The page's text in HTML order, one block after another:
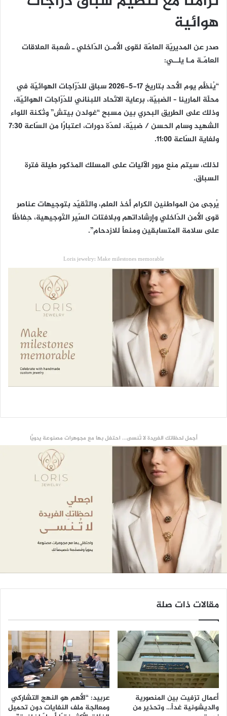
هوائية
صدر عن المديريّة العامّة لقوى الأمـن الدّاخلي ـ شعبة العلاقات
العامّـة مـا يلــي:
“يُنظَّم يوم الأحد بتاريخ 17-5-2026 سباق للدّرّاجات الهوائيّة في
محلّة المارينا – الضبيّة، برعاية الاتّحاد اللبناني للدّرّاجات الهوائيّة،
وذلك على الطريق البحري بين مسبح “غولدن بيتش” وثكنة اللواء
الشهيد وسام الحسن / ضبيّة، لعدّة دورات، اعتبارًا من السّاعة 7:30
ولغاية السّاعة 11:00.
لذلك، سيتم منع مرور الآليات على المسلك المذكور طيلة فترة
السباق.
يُرجى من المواطنين الكرام أخذ العلم، والتّقيّد بتوجيهات عناصر
قوى الأمن الدّاخلي وإرشاداتهم وبلافتات السّير التّوجيهية، حِفاظًا
على سلامة المتسابقين ومنعاً للازدحام”.
Loris jewelry: Make milestones memorable
أجمل لحظاتك الفريدة لا تُنسى... احتفل بها مع مجوهرات مصنوعة يدويًّا
مقالات ذات صلة
أعمال تزفيت بين المنصورية
والديشونية غداً… وتحذير من
عربيد: “الأهم هو النهج التشاركي
ومعالجة ملف النفايات دون تحميل